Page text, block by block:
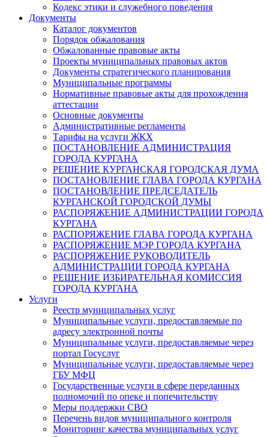
Кодекс этики и служебного поведения
Документы
Каталог документов
Порядок обжалования
Обжалованные правовые акты
Проекты муниципальных правовых актов
Документы стратегического планирования
Муниципальные программы
Нормативные правовые акты для прохождения
аттестации
Основные документы
Административные регламенты
Тарифы на услуги ЖКХ
ПОСТАНОВЛЕНИЕ АДМИНИСТРАЦИЯ
ГОРОДА КУРГАНА
РЕШЕНИЕ КУРГАНСКАЯ ГОРОДСКАЯ ДУМА
ПОСТАНОВЛЕНИЕ ГЛАВА ГОРОДА КУРГАНА
ПОСТАНОВЛЕНИЕ ПРЕДСЕДАТЕЛЬ
КУРГАНСКОЙ ГОРОДСКОЙ ДУМЫ
РАСПОРЯЖЕНИЕ АДМИНИСТРАЦИИ ГОРОДА
КУРГАНА
РАСПОРЯЖЕНИЕ ГЛАВА ГОРОДА КУРГАНА
РАСПОРЯЖЕНИЕ МЭР ГОРОДА КУРГАНА
РАСПОРЯЖЕНИЕ РУКОВОДИТЕЛЬ
АДМИНИСТРАЦИИ ГОРОДА КУРГАНА
РЕШЕНИЕ ИЗБИРАТЕЛЬНАЯ КОМИССИЯ
ГОРОДА КУРГАНА
Услуги
Реестр муниципальных услуг
Муниципальные услуги, предоставляемые по
адресу электронной почты
Муниципальные услуги, предоставляемые через
портал Госуслуг
Муниципальные услуги, предоставляемые через
ГБУ МФЦ
Государственные услуги в сфере переданных
полномочий по опеке и попечительству
Меры поддержки СВО
Перечень видов муниципального контроля
Мониторинг качества муниципальных услуг